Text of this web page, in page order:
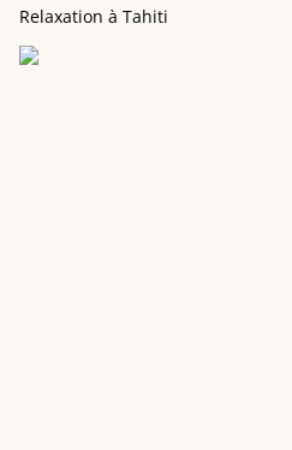
Relaxation à Tahiti